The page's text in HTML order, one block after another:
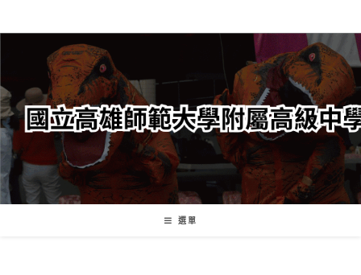
轉
要
內
容
選單